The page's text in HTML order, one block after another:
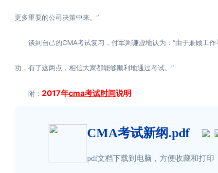
更多重要的公司决策中来。”
谈到自己的CMA考试复习，付军则谦虚地认为：“由于兼顾工作
功，有了这两点，相信大家都能够顺利地通过考试。”
附： 2017年cma考试时间说明
CMA考试新纲.pdf
pdf文档下载到电脑，方便收藏和打印